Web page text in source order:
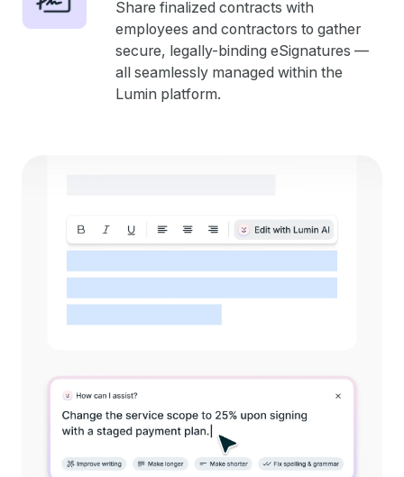
Share finalized contracts with
employees and contractors to gather
secure, legally-binding eSignatures —
all seamlessly managed within the
Lumin platform.